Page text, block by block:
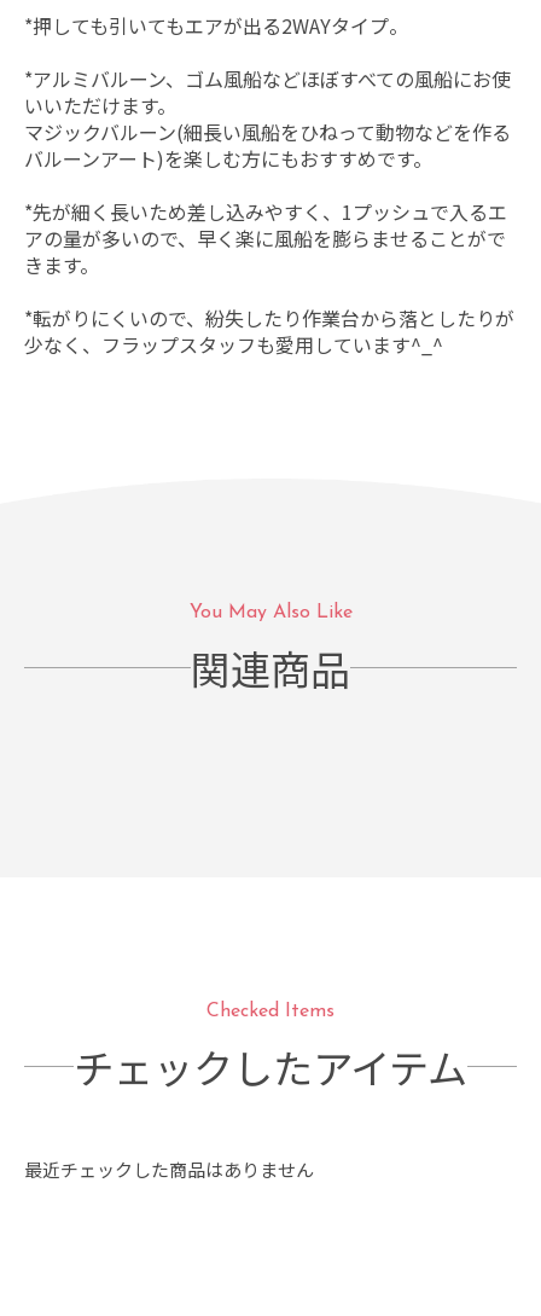
*押しても引いてもエアが出る2WAYタイプ。
*アルミバルーン、ゴム風船などほぼすべての風船にお使
いいただけます。
マジックバルーン(細長い風船をひねって動物などを作る
バルーンアート)を楽しむ方にもおすすめです。
*先が細く長いため差し込みやすく、1プッシュで入るエ
アの量が多いので、早く楽に風船を膨らませることがで
きます。
*転がりにくいので、紛失したり作業台から落としたりが
少なく、フラップスタッフも愛用しています^_^
You May Also Like
関連商品
Checked Items
チェックしたアイテム
最近チェックした商品はありません